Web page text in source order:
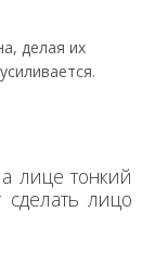
делая их
лице тонкий
лицо